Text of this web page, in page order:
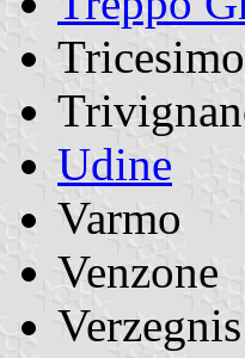
Tricesimo
Udine
Varmo
Venzone
Verzegnis